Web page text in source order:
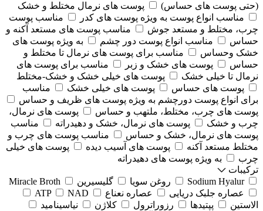
(حتی پوست های حساس)
پوست های نرمال مختلط و خشک
مناسب انواع پوست به ویژه پوست های کدر
مناسب پوست
چرب، مختلط و مستعد جوش
مناسب پوست های مستعد آکنه و
حساس
مناسب انواع پوست دور چشم
به ویژه پوست های
خشک وحساس
مناسب برای پوست های نرمال تا مختلط و
حساس
پوست های خشک و زبر
مناسب برای پوست های
نرمال تا خیلی خشک
پوست های خیلی خشک و خشک-مختلط
پوست های حساس
پوست های خیلی خشک
مناسب
برای انواع پوست دورچشم به ویژه پوست های ظریف و حساس
پوست های چرب، مختلط، ملتهب و حساس
پوست های نرمال،
چرب و خشک
پوست های نرمال، خشک و دهیدراته
مناسب
پوست های نرمال، خشک و حساس
مناسب پوست های چرب و
مختلط مستعد آکنه
پوست های آسیب دیده
پوست های خیلی
چرب
به ویژه پوست های دهیدراته
ترکیبات
Sodium Hyalur
روغن سویا گلیسیرین
Miracle Broth
عصاره جلبک دریایی
عصاره نعناع ATP
NAD
الاستین
پپتیدها رزوراترول کلاژن
⁠نیاسینامید